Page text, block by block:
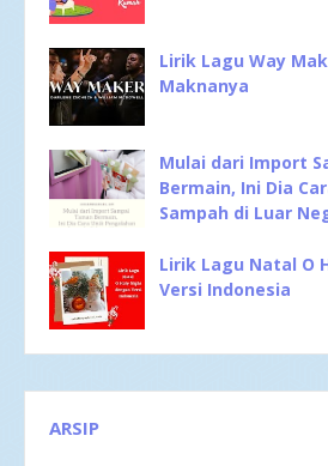
Lirik Lagu Way
Maknanya
Mulai dari Import
Bermain, Ini Dia
Sampah di Luar
Lirik Lagu Natal O
Versi Indonesia
ARSIP